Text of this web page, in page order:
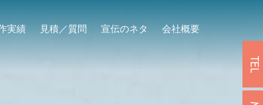
実績 見積／質問 宣伝のネタ 会社概要
TEL